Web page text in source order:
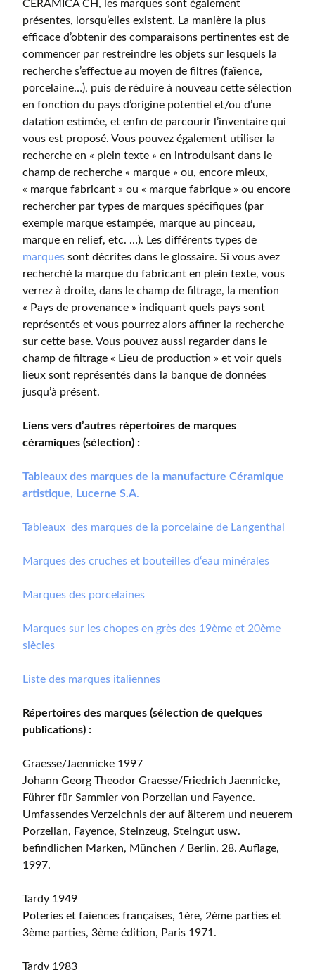
CERAMICA CH, les marques sont également
présentes, lorsqu’elles existent. La manière la plus
efficace d’obtenir des comparaisons pertinentes est de
commencer par restreindre les objets sur lesquels la
recherche s’effectue au moyen de filtres (faïence,
porcelaine…), puis de réduire à nouveau cette sélection
en fonction du pays d’origine potentiel et/ou d’une
datation estimée, et enfin de parcourir l’inventaire qui
vous est proposé. Vous pouvez également utiliser la
recherche en « plein texte » en introduisant dans le
champ de recherche « marque » ou, encore mieux,
« marque fabricant » ou « marque fabrique » ou encore
rechercher par types de marques spécifiques (par
exemple marque estampée, marque au pinceau,
marque en relief, etc. …). Les différents types de
marques sont décrites dans le glossaire. Si vous avez
recherché la marque du fabricant en plein texte, vous
verrez à droite, dans le champ de filtrage, la mention
« Pays de provenance » indiquant quels pays sont
représentés et vous pourrez alors affiner la recherche
sur cette base. Vous pouvez aussi regarder dans le
champ de filtrage « Lieu de production » et voir quels
lieux sont représentés dans la banque de données
jusqu’à présent.
Liens vers d’autres répertoires de marques
céramiques (sélection) :
Tableaux des marques de la manufacture Céramique
artistique, Lucerne S.A.
Tableaux des marques de la porcelaine de Langenthal
Marques des cruches et bouteilles d‘eau minérales
Marques des porcelaines
Marques sur les chopes en grès des 19ème et 20ème
siècles
Liste des marques italiennes
Répertoires des marques (sélection de quelques
publications) :
Graesse/Jaennicke 1997
Johann Georg Theodor Graesse/Friedrich Jaennicke,
Führer für Sammler von Porzellan und Fayence.
Umfassendes Verzeichnis der auf älterem und neuerem
Porzellan, Fayence, Steinzeug, Steingut usw.
befindlichen Marken, München / Berlin, 28. Auflage,
1997.
Tardy 1949
Poteries et faïences françaises, 1ère, 2ème parties et
3ème parties, 3ème édition, Paris 1971.
Tardy 1983